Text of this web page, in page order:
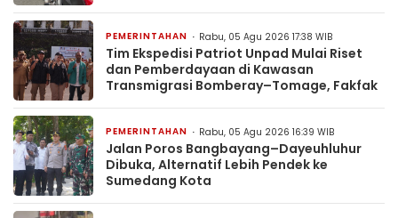
PEMERINTAHAN Rabu, 05 Agu 2026 17:38 WIB
Tim Ekspedisi Patriot Unpad Mulai Riset
dan Pemberdayaan di Kawasan
Transmigrasi Bomberay–Tomage, Fakfak
PEMERINTAHAN Rabu, 05 Agu 2026 16:39 WIB
Jalan Poros Bangbayang–Dayeuhluhur
Dibuka, Alternatif Lebih Pendek ke
Sumedang Kota